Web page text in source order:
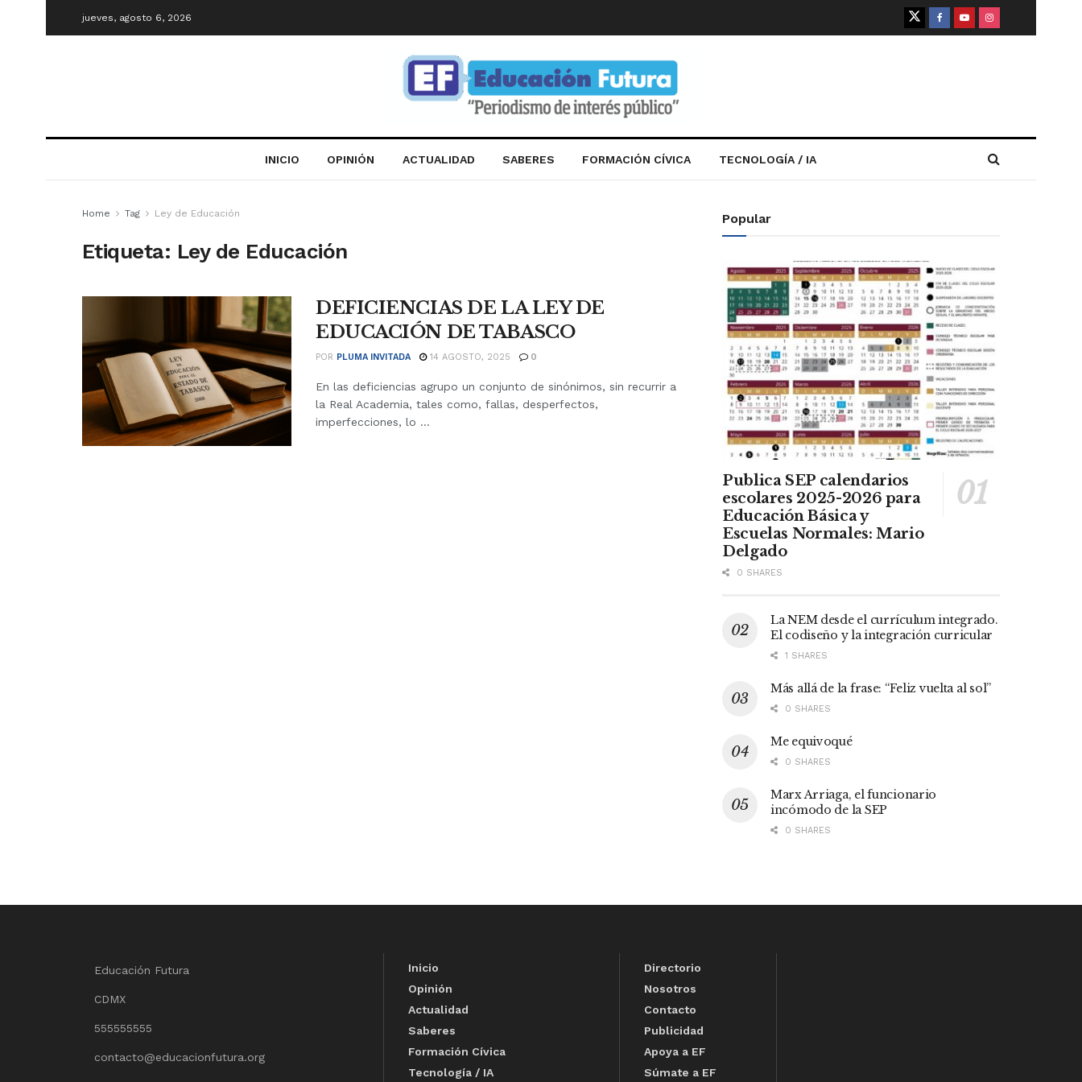
jueves, agosto 6, 2026
INICIO OPINIÓN ACTUALIDAD SABERES FORMACIÓN CÍVICA TECNOLOGÍA / IA
Home Tag Ley de Educación
Etiqueta: Ley de Educación
DEFICIENCIAS DE LA LEY DE
EDUCACIÓN DE TABASCO
POR PLUMA INVITADA 14 AGOSTO, 2025 0
En las deficiencias agrupo un conjunto de sinónimos, sin recurrir a
la Real Academia, tales como, fallas, desperfectos,
imperfecciones, lo ...
Popular
Publica SEP calendarios
escolares 2025-2026 para
Educación Básica y
Escuelas Normales: Mario
Delgado
0 SHARES
La NEM desde el currículum integrado.
El codiseño y la integración curricular
1 SHARES
Más allá de la frase: “Feliz vuelta al sol”
0 SHARES
Me equivoqué
0 SHARES
Marx Arriaga, el funcionario
incómodo de la SEP
0 SHARES
Educación Futura
CDMX
555555555
contacto@educacionfutura.org
Inicio
Opinión
Actualidad
Saberes
Formación Cívica
Tecnología / IA
Directorio
Nosotros
Contacto
Publicidad
Apoya a EF
Súmate a EF